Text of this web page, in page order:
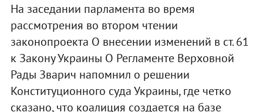
На заседании парламента во время
рассмотрения во втором чтении
законопроекта О внесении изменений в ст. 61
к Закону Украины О Регламенте Верховной
Рады Зварич напомнил о решении
Конституционного суда Украины, где четко
сказано, что коалиция создается на базе